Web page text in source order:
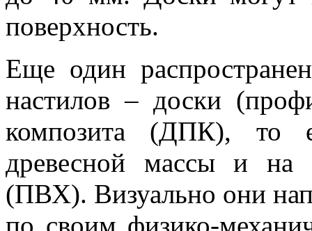
поверхность.
Еще один
настилов – доски
композита (ДПК), то
древесной массы и на
(ПВХ). Визуально они
по своим физико-